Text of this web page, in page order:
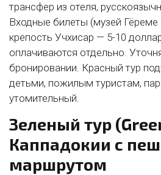
трансфер из отеля,
Входные билеты (музей
крепость Учхисар — 5-10
оплачиваются отдельно.
бронировании. Красный тур
детьми, пожилым туристам,
утомительный.
Зеленый тур
Каппадокии с
маршрутом